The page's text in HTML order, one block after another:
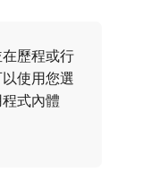
歷程或行
使用您選
式內體